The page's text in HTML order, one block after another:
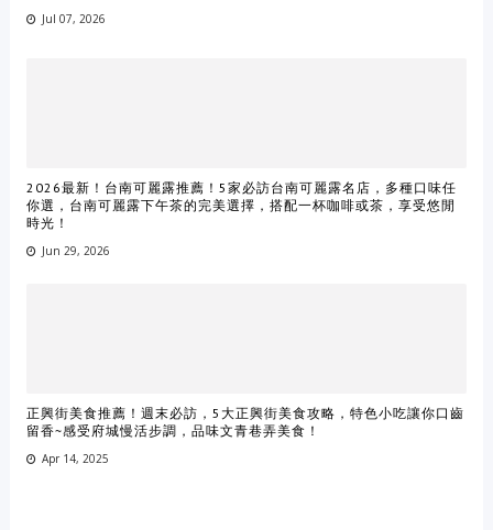
Jul 07, 2026
2026最新！台南可麗露推薦！5家必訪台南可麗露名店，多種口味任
你選，台南可麗露下午茶的完美選擇，搭配一杯咖啡或茶，享受悠閒
時光！
Jun 29, 2026
正興街美食推薦！週末必訪，5大正興街美食攻略，特色小吃讓你口齒
留香~感受府城慢活步調，品味文青巷弄美食！
Apr 14, 2025